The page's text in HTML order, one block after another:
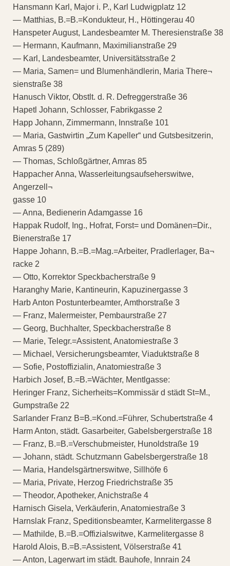
Hansmann Karl, Major i. P., Karl Ludwigplatz 12
— Matthias, B.=B.=Kondukteur, H., Höttingerau 40
Hanspeter August, Landesbeamter M. Theresienstraße 38
— Hermann, Kaufmann, Maximilianstraße 29
— Karl, Landesbeamter, Universitätsstraße 2
— Maria, Samen= und Blumenhändlerin, Maria There¬
sienstraße 38
Hanusch Viktor, Obstlt. d. R. Defreggerstraße 36
Hapetl Johann, Schlosser, Fabrikgasse 2
Happ Johann, Zimmermann, Innstraße 101
— Maria, Gastwirtin „Zum Kapeller“ und Gutsbesitzerin,
Amras 5 (289)
— Thomas, Schloßgärtner, Amras 85
Happacher Anna, Wasserleitungsaufseherswitwe,
Angerzell¬
gasse 10
— Anna, Bedienerin Adamgasse 16
Happak Rudolf, Ing., Hofrat, Forst= und Domänen=Dir.,
Bienerstraße 17
Happe Johann, B.=B.=Mag.=Arbeiter, Pradlerlager, Ba¬
racke 2
— Otto, Korrektor Speckbacherstraße 9
Haranghy Marie, Kantineurin, Kapuzinergasse 3
Harb Anton Postunterbeamter, Amthorstraße 3
— Franz, Malermeister, Pembaurstraße 27
— Georg, Buchhalter, Speckbacherstraße 8
— Marie, Telegr.=Assistent, Anatomiestraße 3
— Michael, Versicherungsbeamter, Viaduktstraße 8
— Sofie, Postoffizialin, Anatomiestraße 3
Harbich Josef, B.=B.=Wächter, Mentlgasse:
Heringer Franz, Sicherheits=Kommissär d städt St=M.,
Gumpstraße 22
Sarlander Franz B=B.=Kond.=Führer, Schubertstraße 4
Harm Anton, städt. Gasarbeiter, Gabelsbergerstraße 18
— Franz, B.=B.=Verschubmeister, Hunoldstraße 19
— Johann, städt. Schutzmann Gabelsbergerstraße 18
— Maria, Handelsgärtnerswitwe, Sillhöfe 6
— Maria, Private, Herzog Friedrichstraße 35
— Theodor, Apotheker, Anichstraße 4
Harnisch Gisela, Verkäuferin, Anatomiestraße 3
Harnslak Franz, Speditionsbeamter, Karmelitergasse 8
— Mathilde, B.=B.=Offizialswitwe, Karmelitergasse 8
Harold Alois, B.=B.=Assistent, Völserstraße 41
— Anton, Lagerwart im städt. Bauhofe, Innrain 24